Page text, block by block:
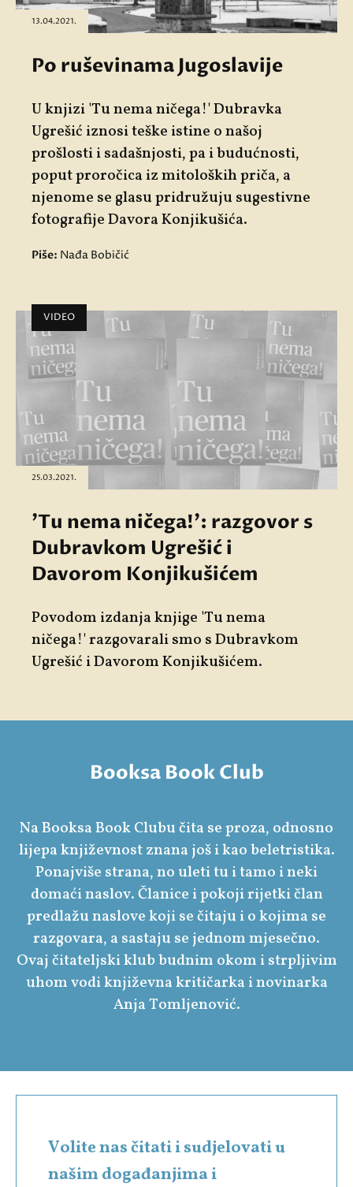
13.04.2021.
Po ruševinama Jugoslavije
U knjizi 'Tu nema ničega!' Dubravka
Ugrešić iznosi teške istine o našoj
prošlosti i sadašnjosti, pa i budućnosti,
poput proročica iz mitoloških priča, a
njenome se glasu pridružuju sugestivne
fotografije Davora Konjikušića.
Piše: Nađa Bobičić
VIDEO
25.03.2021.
'Tu nema ničega!': razgovor s
Dubravkom Ugrešić i
Davorom Konjikušićem
Povodom izdanja knjige 'Tu nema
ničega!' razgovarali smo sDubravkom
Ugrešić i Davorom Konjikušićem.
Booksa Book Club
Na Booksa Book Clubu čita se proza, odnosno
lijepa književnost znana još i kao beletristika.
Ponajviše strana, no uleti tu i tamo i neki
domaći naslov. Članice i pokoji rijetki član
predlažu naslove koji se čitaju i o kojima se
razgovara, a sastaju se jednom mjesečno.
Ovaj čitateljski klub budnim okom i strpljivim
uhom vodi književna kritičarka i novinarka
Anja Tomljenović.
Volite nas čitati i sudjelovati u
našim događanjima i